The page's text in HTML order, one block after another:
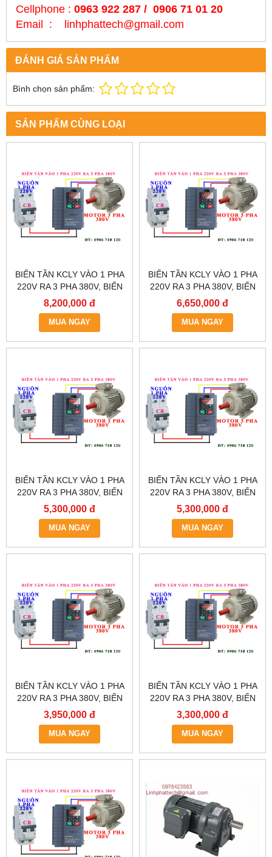
Cellphone : 0963 922 287 / 0906 71 01 20
Email : linhphattech@gmail.com
ĐÁNH GIÁ SẢN PHẨM
Bình chọn sản phẩm:
SẢN PHẨM CÙNG LOẠI
BIẾN TẦN KCLY VÀO 1 PHA
220V RA 3 PHA 380V, BIẾN
TẦN KCLY KOC600-011GT3-
B
8,200,000 đ
MUA NGAY
BIẾN TẦN KCLY VÀO 1 PHA
220V RA 3 PHA 380V, BIẾN
TẦN KCLY KOC600-
7R5GT3-B
6,650,000 đ
MUA NGAY
BIẾN TẦN KCLY VÀO 1 PHA
220V RA 3 PHA 380V, BIẾN
TẦN KCLY KOC600-
5R5GT3-B
5,300,000 đ
MUA NGAY
BIẾN TẦN KCLY VÀO 1 PHA
220V RA 3 PHA 380V, BIẾN
TẦN KCLY KOC600-
3R7GT3-B
5,300,000 đ
MUA NGAY
BIẾN TẦN KCLY VÀO 1 PHA
220V RA 3 PHA 380V, BIẾN
TẦN KCLY KOC600-
2R2GT3-B
3,950,000 đ
MUA NGAY
BIẾN TẦN KCLY VÀO 1 PHA
220V RA 3 PHA 380V, BIẾN
TẦN KCLY KOC600-
1R5GT3-B
3,300,000 đ
MUA NGAY